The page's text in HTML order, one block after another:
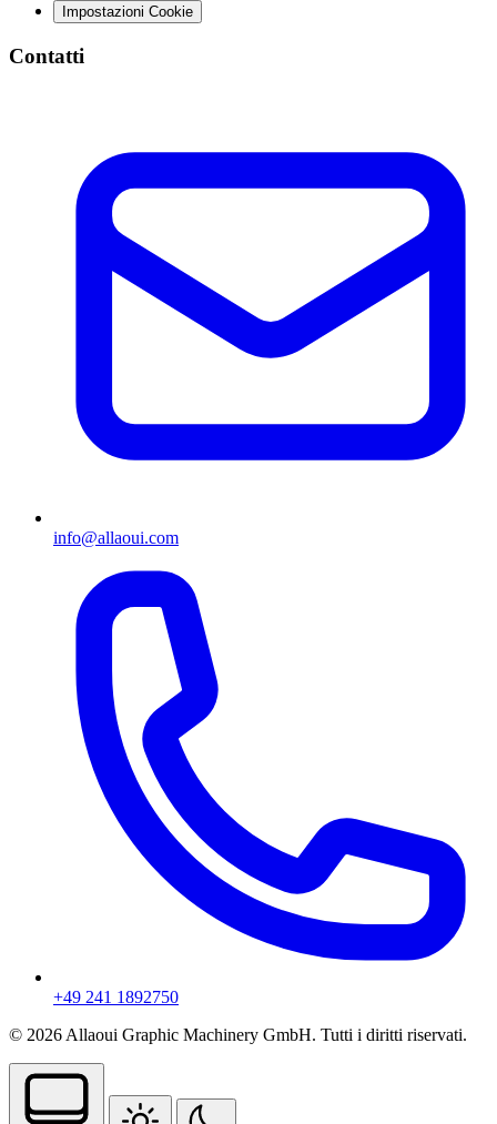
Impostazioni Cookie
Contatti
info@allaoui.com
+49 241 1892750
© 2026 Allaoui Graphic Machinery GmbH. Tutti i diritti riservati.